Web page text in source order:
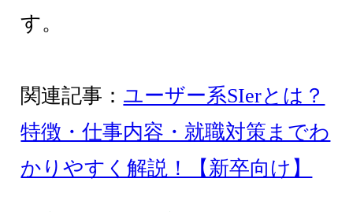
す。
関連記事： ユーザー系SIerとは？
特徴・仕事内容・就職対策までわ
かりやすく解説！【新卒向け】